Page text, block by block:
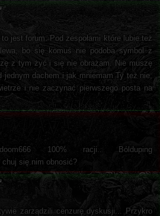
jest forum. Pod zespołami które lubie też
bo się komuś nie podoba symbol z
z tym żyć i się nie obrażam. Nie muszę
dachem i jak mniemam Ty też nie,
i nie zaczynać pierwszego posta na
100% racji.. Bólduping
chuj się.nim obnosić?
zarządzili cenzurę dyskusji... Przykro